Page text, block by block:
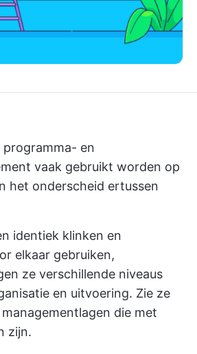
en
vaak gebruikt worden op
het onderscheid ertussen
identiek klinken en
elkaar gebruiken,
ze verschillende niveaus
en uitvoering. Zie ze
die met
zijn.